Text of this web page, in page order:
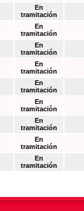
En
tramitación
En
tramitación
En
tramitación
En
tramitación
En
tramitación
En
tramitación
En
tramitación
En
tramitación
En
tramitación